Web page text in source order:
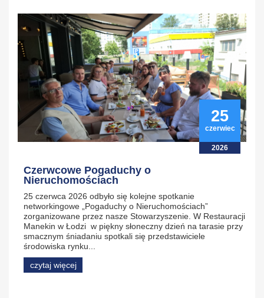
25
czerwiec
2026
Czerwcowe Pogaduchy o
Nieruchomościach
25 czerwca 2026 odbyło się kolejne spotkanie
networkingowe „Pogaduchy o Nieruchomościach”
zorganizowane przez nasze Stowarzyszenie. W Restauracji
Manekin w Łodzi w piękny słoneczny dzień na tarasie przy
smacznym śniadaniu spotkali się przedstawiciele
środowiska rynku...
czytaj więcej